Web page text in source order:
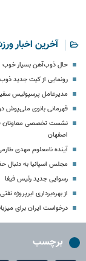
آخرین اخبار
حال ذوب‌آهن بسیار خوب
رونمایی از کیت جدید
مدیرعامل پرسپولیس
قهرمانی بانوی ملی‌پوش
نشست تخصصی معاونان
اصفهان
آینده نامعلوم مهدی
مجلس اسپانیا به دنبال
رسوایی جدید رئیس فیفا
از بهره‌برداری ابرپروژه نفتی ایران تا کسب ۶
درخواست ایران برای
برچسب